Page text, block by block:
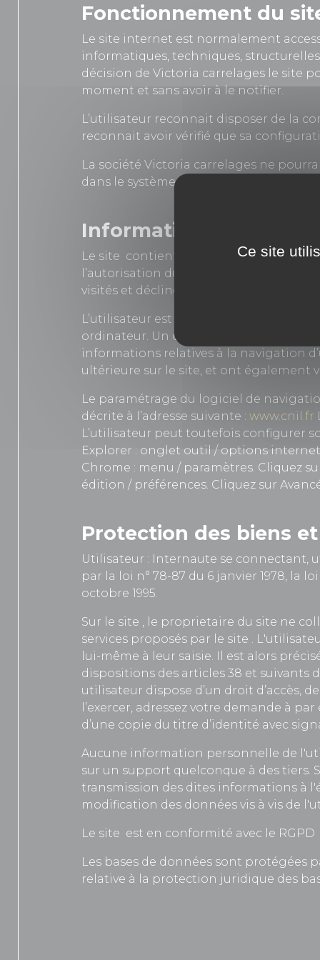
Fonctionnement du
Le site internet est normalement
informatiques, techniques, structurelles
décision de Victoria carrelages le site
moment et sans avoir à le notifier.
L’utilisateur reconnait disposer de la
reconnait avoir vérifié que sa
La société Victoria carrelages ne
dans le système d’information de
Informations sur les «
Le site contient un certain nombre de
l’autorisation du proprietaire du site .
visités et décline donc toute
L’utilisateur est informé que lors de ses
ordinateur. Un cookie est un fichier de
informations relatives à la navigation
ultérieure sur le site, et ont également
Le paramétrage du logiciel de
décrite à l’adresse suivante : www.cnil.fr
L’utilisateur peut toutefois configurer
Explorer : onglet outil / options
Chrome : menu / paramètres. Cliquez
édition / préférences. Cliquez sur
Protection des biens
Utilisateur : Internaute se connectant,
par la loi n° 78-87 du 6 janvier 1978, la
octobre 1995.
Sur le site , le proprietaire du site ne
services proposés par le site .
lui-même à leur saisie. Il est alors
dispositions des articles 38 et suivants
utilisateur dispose d’un droit d’accès,
l’exercer, adressez votre demande à par
d’une copie du titre d’identité avec
Aucune information personnelle de
sur un support quelconque à des tiers.
transmission des dites informations à
modification des données vis à vis de
Le site est en conformité avec le RGPD
Les bases de données sont protégées
relative à la protection juridique des
Ce site